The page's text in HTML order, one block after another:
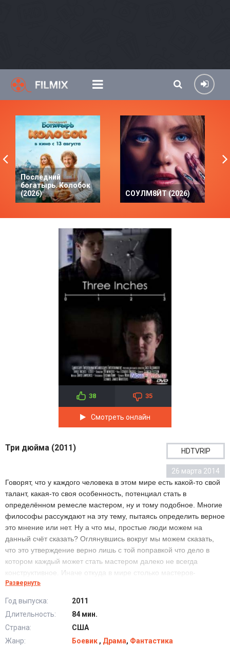
Последний
богатырь. Колобок
(2026)
СОУЛМ8ЙТ (2026)
38 35
Смотреть онлайн
Три дюйма (2011) HDTVRIP
26 марта 2014
Говорят, что у каждого человека в этом мире есть какой-то свой
талант, какая-то своя особенность, потенциал стать в
определённом ремесле мастером, ну и тому подобное. Многие
философы рассуждают на эту тему, пытаясь определить верное
это мнение или нет. Ну а что мы, простые люди можем на
данный счёт сказать? Оглянувшись вокруг мы можем сказать,
что это утверждение верно лишь с той поправкой что дело в
котором каждый может стать мастером далеко не всегда
конструктивное. Иначе откуда в мире столько мастеров-
алкоголиков или мастеров истерии? Вот и Уолтера Спэкмена, о
преуспел в безделии, в этом он точно мастер. Впрочем,
несмотря на то что он по жизни толком ничего не делает,
удивительным образом ему не перестаёт везти, при том везти
даже больше чем трудолюбивым личностям. Вот к примеру,
Развернуть
Год выпуска:
2011
Длительность:
84 мин.
Страна:
США
Жанр:
Боевик , Драма, Фантастика